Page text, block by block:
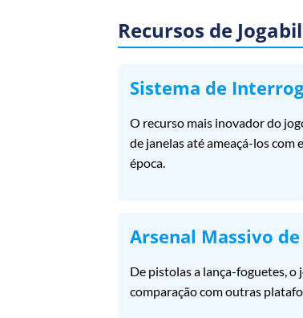
Recursos de
Sistema de
O recurso mais inovador do
de janelas até ameaçá-los
época.
Arsenal Massivo
De pistolas a lança-foguetes, o
comparação com outras